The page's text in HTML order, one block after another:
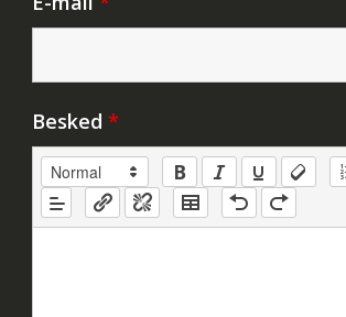
Besked *